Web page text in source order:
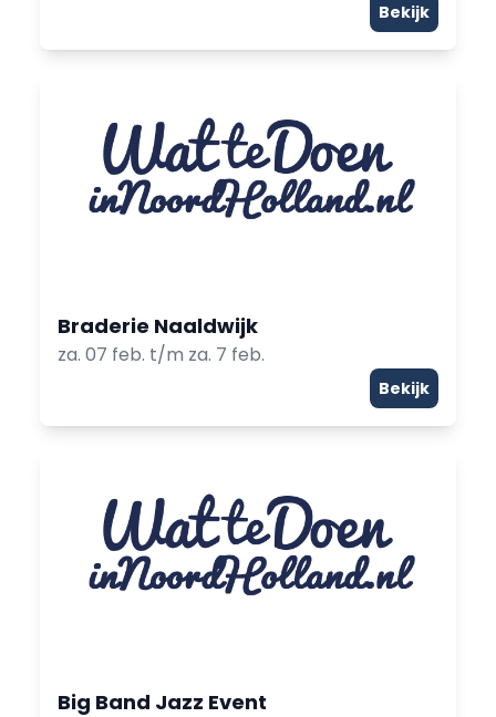
Bekijk
Braderie Naaldwijk
za. 07 feb. t/m za. 7 feb.
Bekijk
Big Band Jazz Event